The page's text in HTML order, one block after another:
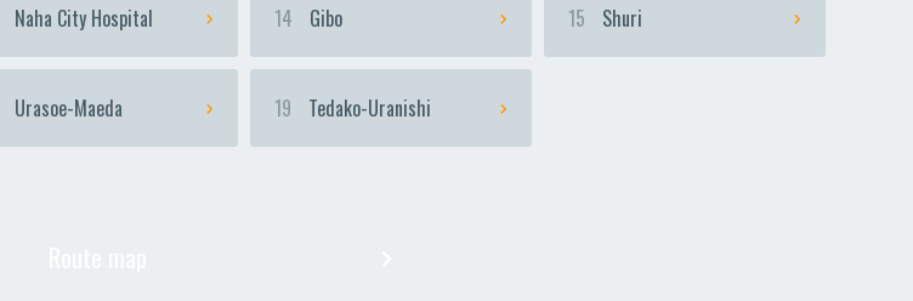
Naha City Hospital 14 Gibo 15 Shuri
Urasoe-Maeda 19 Tedako-Uranishi